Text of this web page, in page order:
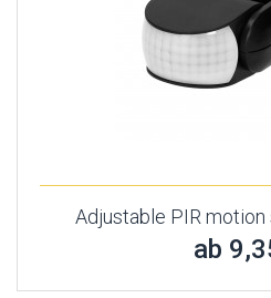
Adjustable PIR motion
ab